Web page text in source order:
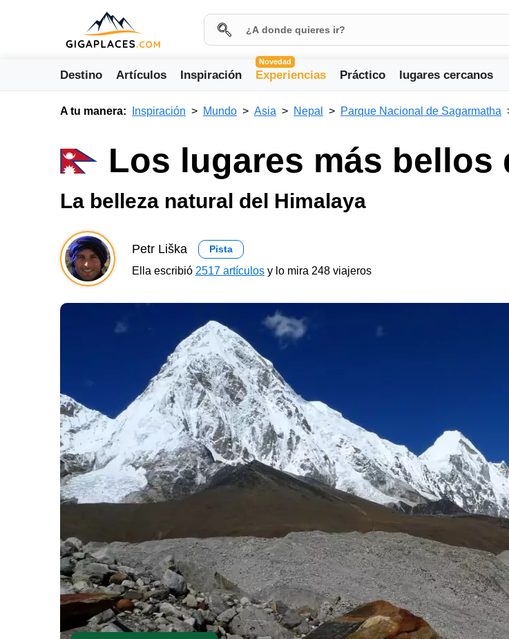
Destino Artículos Inspiración
Novedad
Experiencias Práctico lugares cercanos
A tu manera: Inspiración Mundo Asia Nepal Parque Nacional de Sagarmatha
Los lugares más bellos
La belleza natural del Himalaya
Petr Liška Pista
Ella escribió 2517 artículos y lo mira 248 viajeros